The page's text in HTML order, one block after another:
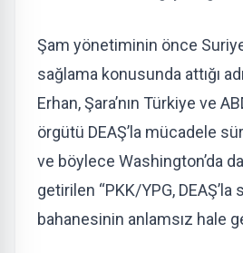
Şam yönetiminin önce
sağlama konusunda attığı
Erhan, Şara’nın Türkiye ve
örgütü DEAŞ’la mücadele
ve böylece Washington’da
getirilen “PKK/YPG, DEAŞ’la
bahanesinin anlamsız hale